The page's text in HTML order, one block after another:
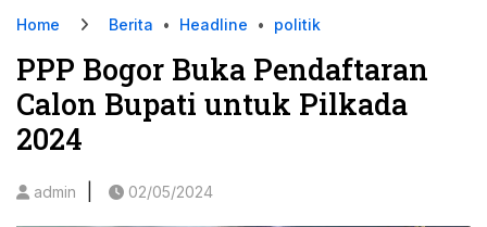
Home Berita • Headline • politik
PPP Bogor Buka Pendaftaran
Calon Bupati untuk Pilkada
2024
admin 02/05/2024